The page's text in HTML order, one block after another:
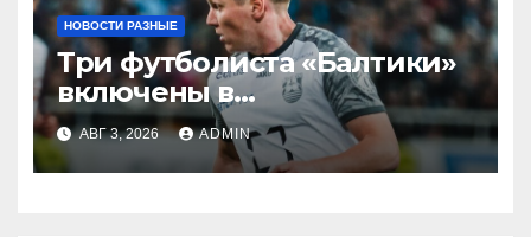
НОВОСТИ РАЗНЫЕ
Три футболиста «Балтики»
включены в
символическую сборную
2‑го тура РПЛ по версии
подписчиков МАТЧ
АВГ 3, 2026 ADMIN